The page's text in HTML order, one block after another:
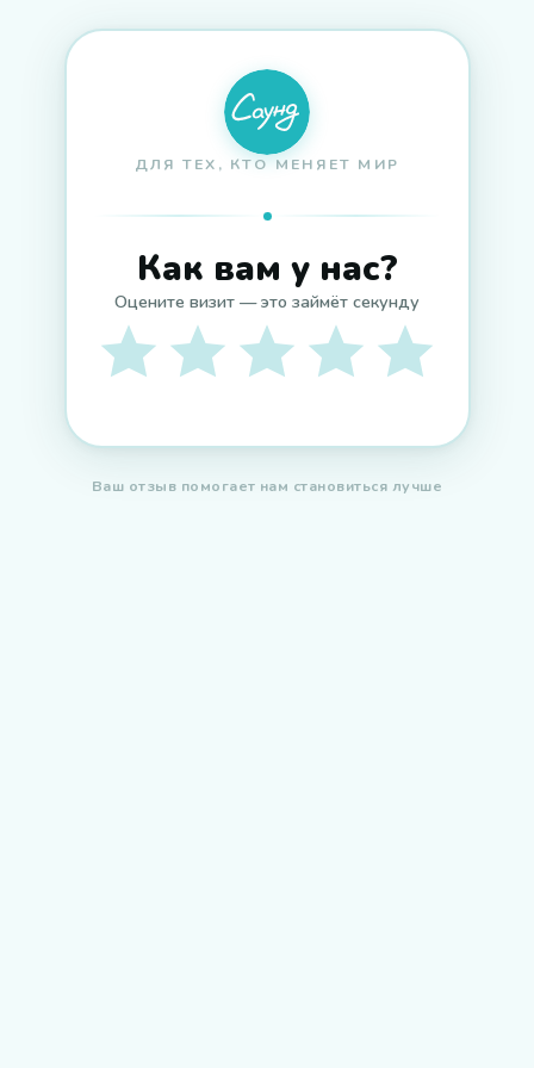
ДЛЯ ТЕХ, КТО МЕНЯЕТ МИР
Как вам у нас?
Оцените визит — это займёт секунду
Ваш отзыв помогает нам становиться лучше